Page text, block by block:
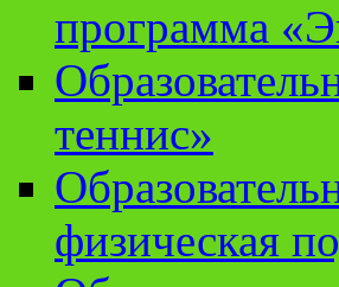
программа
теннис»
физическая